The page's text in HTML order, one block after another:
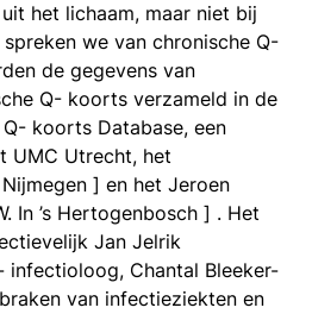
het lichaam, maar niet bij
we van chronische Q-
de gegevens van
Q- koorts verzameld in de
koorts Database, een
UMC Utrecht, het
] en het Jeroen
In ’s Hertogenbosch ] . Het
Jan Jelrik
infectioloog, Chantal Bleeker-
van infectieziekten en